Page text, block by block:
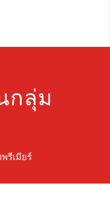
NAVIGATION
กลุ่ม
รีเมียร์